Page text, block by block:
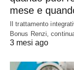
mese e
Il trattamento
Bonus Renzi,
3 mesi ago